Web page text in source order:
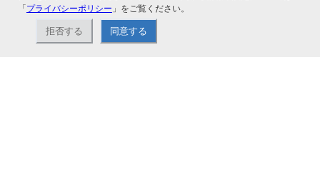
「プライバシーポリシー 」をご覧ください。
拒否する 同意する